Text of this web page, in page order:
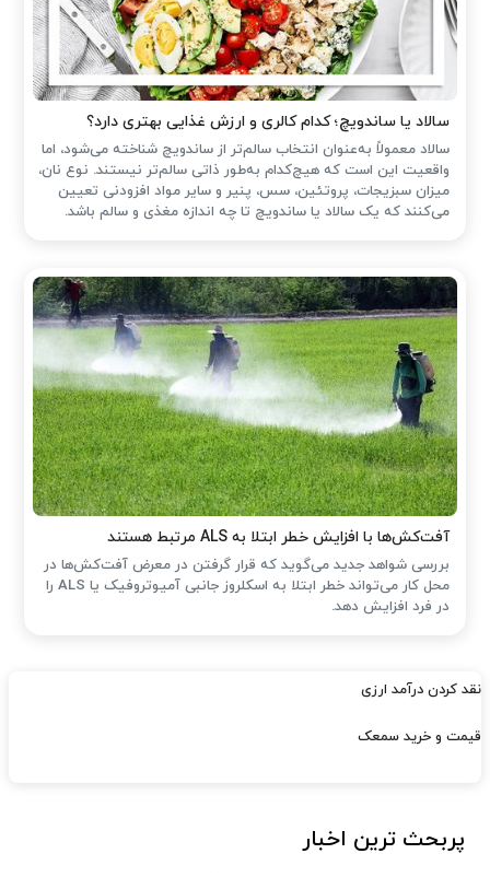
سالاد یا ساندویچ؛ کدام کالری و ارزش غذایی بهتری دارد؟
سالاد معمولاً به‌عنوان انتخاب سالم‌تر از ساندویچ شناخته می‌شود، اما
واقعیت این است که هیچ‌کدام به‌طور ذاتی سالم‌تر نیستند. نوع نان،
میزان سبزیجات، پروتئین، سس، پنیر و سایر مواد افزودنی تعیین
می‌کنند که یک سالاد یا ساندویچ تا چه اندازه مغذی و سالم باشد.
آفت‌کش‌ها با افزایش خطر ابتلا به ALS مرتبط هستند
بررسی شواهد جدید می‌گوید که قرار گرفتن در معرض آفت‌کش‌ها در
محل کار می‌تواند خطر ابتلا به اسکلروز جانبی آمیوتروفیک یا ALS را
در فرد افزایش دهد.
نقد کردن درآمد ارزی
قیمت و خرید سمعک
پربحث ترین اخبار